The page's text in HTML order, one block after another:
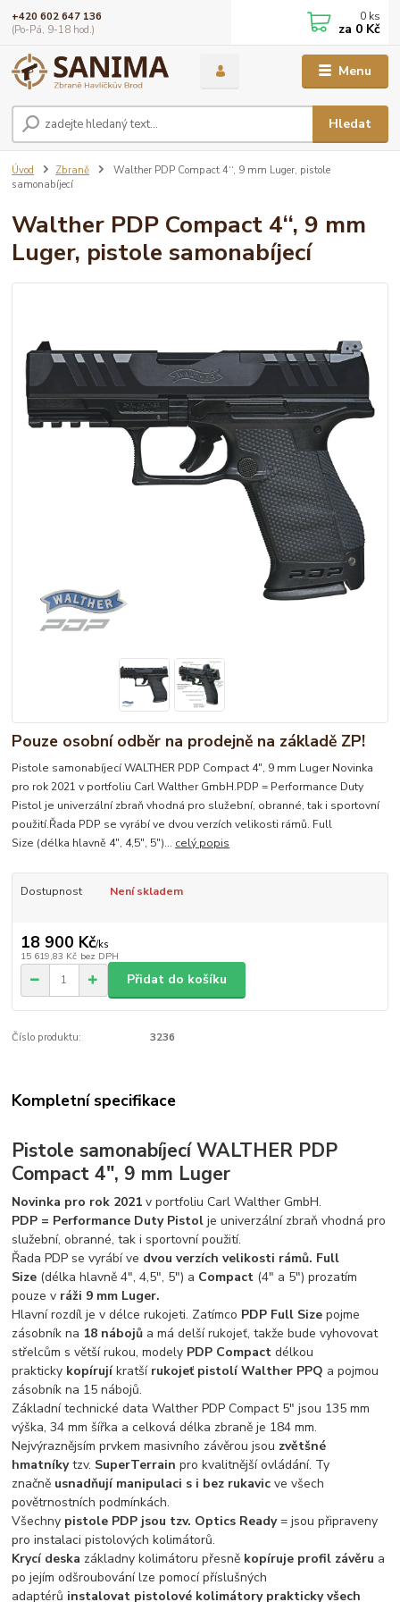
Menu
Hledat
+420 602 647 136
(Po-Pá, 9-18 hod.)
0 ks
za 0 Kč
Úvod Zbraně
Walther PDP Compact 4‘‘, 9 mm Luger, pistole
samonabíjecí
Walther PDP Compact 4‘‘, 9 mm
Luger, pistole samonabíjecí
Pouze osobní odběr na prodejně na základě ZP!
Pistole samonabíjecí WALTHER PDP Compact 4", 9 mm Luger Novinka
pro rok 2021 v portfoliu Carl Walther GmbH.PDP = Performance Duty
Pistol je univerzální zbraň vhodná pro služební, obranné, tak i sportovní
použití.Řada PDP se vyrábí ve dvou verzích velikosti rámů. Full
Size (délka hlavně 4", 4,5", 5")... celý popis
Dostupnost Není skladem
18 900 Kč/ks
15 619,83 Kč bez DPH
Přidat do košíku
Číslo produktu: 3236
Kompletní specifikace
Pistole samonabíjecí WALTHER PDP
Compact 4", 9 mm Luger
Novinka pro rok 2021 v portfoliu Carl Walther GmbH.
PDP = Performance Duty Pistolje univerzální zbraň vhodná pro
služební, obranné, tak i sportovní použití.
Řada PDP se vyrábí ve dvou verzích velikosti rámů. Full
Size (délka hlavně 4", 4,5", 5") a Compact (4" a 5") prozatím
pouze v ráži 9 mm Luger.
Hlavní rozdíl je v délce rukojeti. Zatímco PDP Full Size pojme
zásobník na 18 nábojů a má delší rukojeť, takže bude vyhovovat
střelcům s větší rukou, modely PDP Compact délkou
prakticky kopírujíkratší rukojeť pistolí Walther PPQ a pojmou
zásobník na 15 nábojů.
Základní technické data Walther PDP Compact 5" jsou 135 mm
výška, 34 mm šířka a celková délka zbraně je 184 mm.
Nejvýraznějsím prvkem masivního závěrou jsou zvětšné
hmatníkytzv. SuperTerrain pro kvalitnější ovládání. Ty
značně usnadňují manipulaci s i bez rukavic ve všech
povětrnostních podmínkách.
Všechny pistole PDP jsou tzv. Optics Ready= jsou připraveny
pro instalaci pistolových kolimátorů.
Krycí deska základny kolimátoru přesně kopíruje profil závěru a
po jejím odšroubování lze pomocí příslušných
adaptérů instalovat pistolové kolimátory prakticky všech